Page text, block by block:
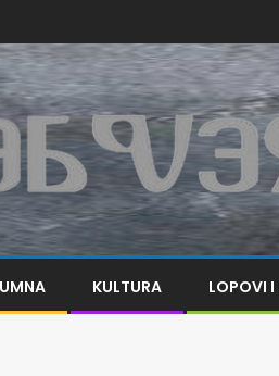
KULTURA LOPOVI